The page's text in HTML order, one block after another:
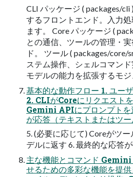
CLI パッケージ ( packages/
するフロントエンド。入力
ます。 Core パッケージ (
との通信、ツールの管理・
ド。 ツール ( packages/
ステム操作、シェルコマンド
モデルの能力を拡張するモ
基本的な動作フロー 1. ユー
2. CLIがCoreにリクエスト
Gemini APIにプロンプト
が応答（テキストまたはツー
5. (必要に応じて) Coreがツ
デルに返す 6. 最終的な応答
主な機能とコマンド
せるための多彩な機能を提